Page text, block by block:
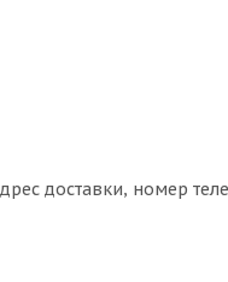
доставки, номер